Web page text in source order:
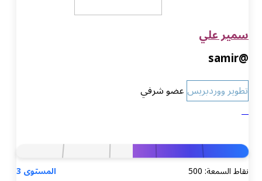
سمير علي
@samir
تطوير ووردبريسعضو شرفي
نقاط السمعة: 500 المستوى 3